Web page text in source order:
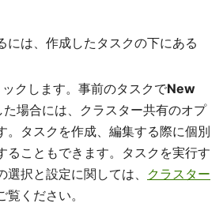
には、作成したタスクの下にある
ックします。事前のタスクでNew
た場合には、クラスター共有のオプ
。タスクを作成、編集する際に個別
ることもできます。タスクを実行す
択と設定に関しては、 クラスター
覧ください。